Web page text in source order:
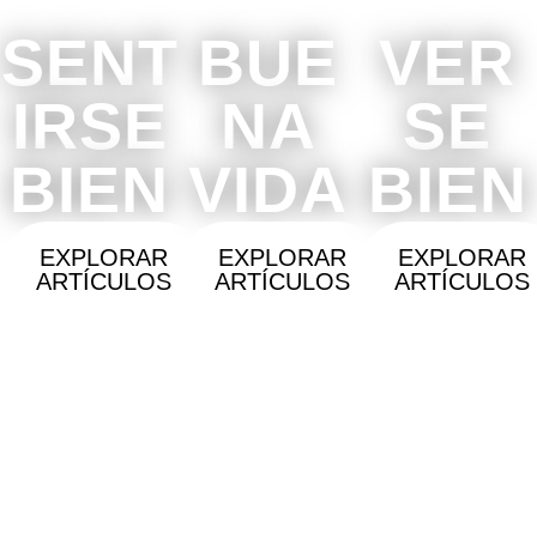
SENT
IRSE
BIEN
EXPLORAR
ARTÍCULOS
BUE
NA
VIDA
EXPLORAR
ARTÍCULOS
VER
SE
BIEN
EXPLORAR
ARTÍCULOS